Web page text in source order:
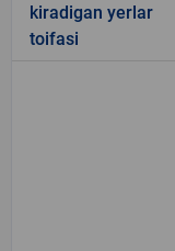
kiradigan yerlar
toifasi